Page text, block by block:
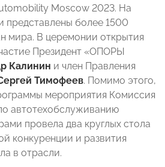
Moscow 2023. На
представлены более 1500
мира. В церемонии открытия
Президент «ОПОРЫ
Калинин и член Правления
Тимофеев. Помимо этого,
мероприятия Комиссия
автотехобслуживанию
провела два круглых стола
конкуренции и развития
в отрасли.